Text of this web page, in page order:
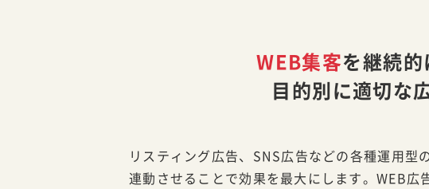
WEB集客を継続
目的別に適切な
リスティング広告、SNS広告などの各種運用
連動させることで効果を最大にします。WEB